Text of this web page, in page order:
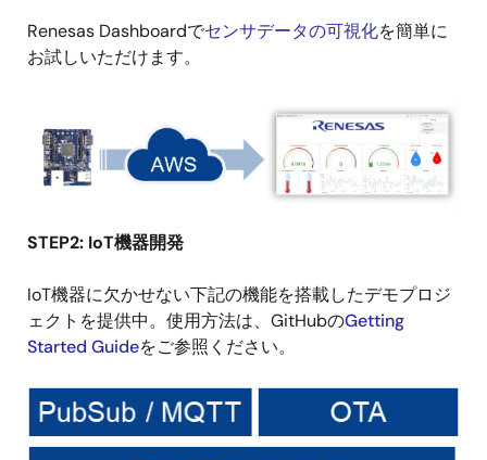
Renesas Dashboardでセンサデータの可視化を簡単に
お試しいただけます。
像
STEP2: IoT機器開発
IoT機器に欠かせない下記の機能を搭載したデモプロジ
ェクトを提供中。使用方法は、GitHubのGetting
Started Guideをご参照ください。
画
像